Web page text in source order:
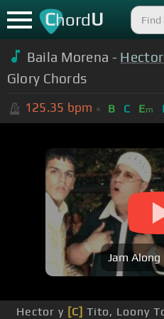
ChordU
Baila Morena -
Glory Chords
125.35 bpm B C Em
Jam Along
Hector y [C] Tito, Loony